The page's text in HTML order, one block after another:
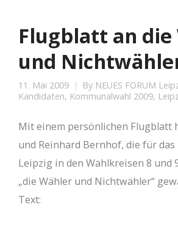
Flugblatt an die
und
11. Mai 2009 By NEUES FORUM
Kandidaten, Kommunalwahl 2009,
Mit einem persönlichen Flugblatt
und Reinhard Bernhof, die für das
Leipzig in den Wahlkreisen 8 und
„die Wähler und Nichtwähler“
Text: